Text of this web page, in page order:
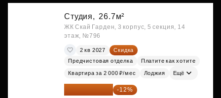
Студия, 26.7м²
ЖК Скай Гарден, 3 корпус, 5 секция, 14
этаж, №796
2 кв 2027
Скидка
Предчистовая отделка
Платите как хотите
Квартира за 2 000 ₽/мес Лоджия Ещё
15 747 019 ₽ -12%